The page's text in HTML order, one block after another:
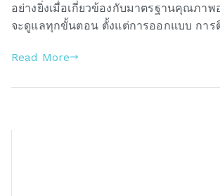
อย่างยิ่งเมื่อเกี่ยวข้องกับมาตรฐานคุณภา
จะดูแลทุกขั้นตอน ตั้งแต่การออกแบบ การ
Read More